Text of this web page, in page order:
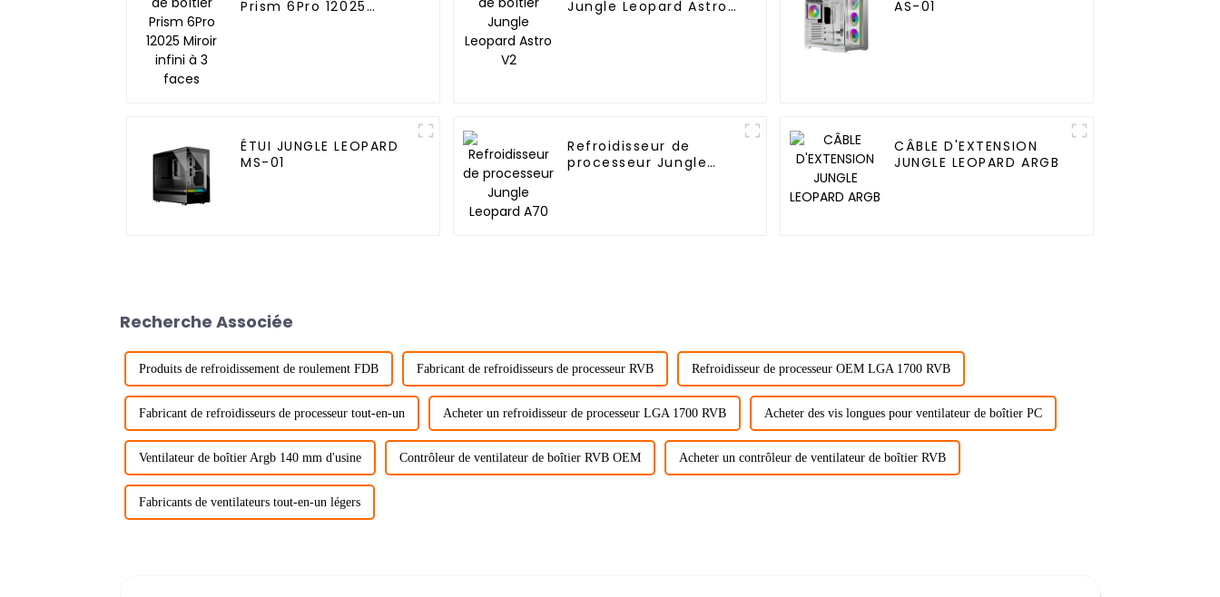
Prism 6Pro 12025
Jungle Leopard Astro
AS-01
ÉTUI JUNGLE LEOPARD
MS-01
Refroidisseur de
processeur Jungle
CÂBLE D'EXTENSION
JUNGLE LEOPARD ARGB
Recherche Associée
Produits de refroidissement de roulement FDB Fabricant de refroidisseurs de processeur RVB Refroidisseur de processeur OEM LGA 1700 RVB
Fabricant de refroidisseurs de processeur tout-en-un Acheter un refroidisseur de processeur LGA 1700 RVB Acheter des vis longues pour ventilateur de boîtier PC
Ventilateur de boîtier Argb 140 mm d'usine Contrôleur de ventilateur de boîtier RVB OEM Acheter un contrôleur de ventilateur de boîtier RVB
Fabricants de ventilateurs tout-en-un légers